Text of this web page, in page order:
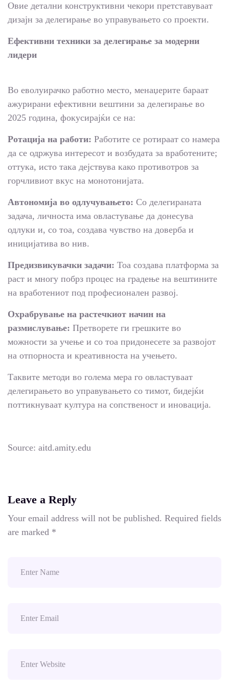
Овие детални конструктивни чекори претставуваат
дизајн за делегирање во управувањето со проекти.
Ефективни техники за делегирање за модерни
лидери
Во еволуирачко работно место, менаџерите бараат
ажурирани ефективни вештини за делегирање во
2025 година, фокусирајќи се на:
Ротација на работи: Работите се ротираат со намера
да се одржува интересот и возбудата за вработените;
оттука, исто така дејствува како противотров за
горчливиот вкус на монотонијата.
Автономија во одлучувањето: Со делегираната
задача, личноста има овластување да донесува
одлуки и, со тоа, создава чувство на доверба и
иницијатива во нив.
Предизвикувачки задачи: Тоа создава платформа за
раст и многу побрз процес на градење на вештините
на вработениот под професионален развој.
Охрабрување на растечкиот начин на
размислување: Претворете ги грешките во
можности за учење и со тоа придонесете за развојот
на отпорноста и креативноста на учењето.
Таквите методи во голема мера го овластуваат
делегирањето во управувањето со тимот, бидејќи
поттикнуваат култура на сопственост и иновација.
Source: aitd.amity.edu
Leave a Reply
Your email address will not be published. Required fields
are marked *